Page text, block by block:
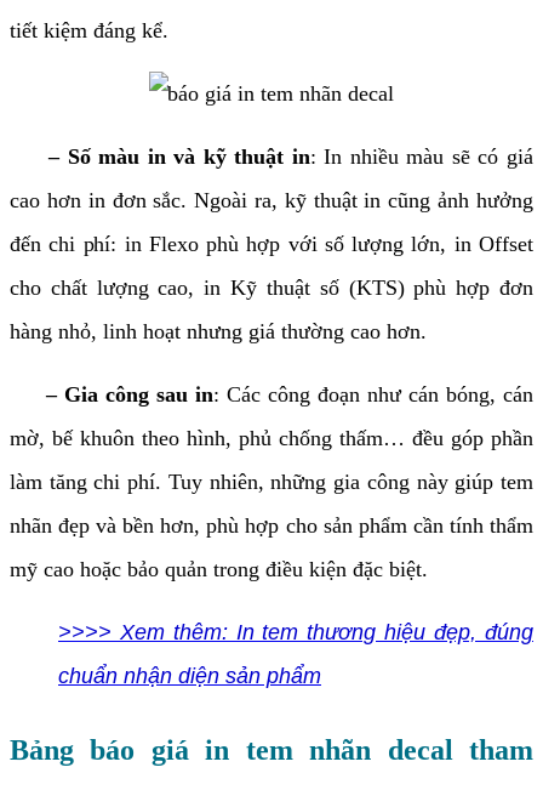
tiết kiệm đáng kể.
– Số màu in và kỹ thuật in: In nhiều màu sẽ có giá
cao hơn in đơn sắc. Ngoài ra, kỹ thuật in cũng ảnh hưởng
đến chi phí: in Flexo phù hợp với số lượng lớn, in Offset
cho chất lượng cao, in Kỹ thuật số (KTS) phù hợp đơn
hàng nhỏ, linh hoạt nhưng giá thường cao hơn.
– Gia công sau in: Các công đoạn như cán bóng, cán
mờ, bế khuôn theo hình, phủ chống thấm… đều góp phần
làm tăng chi phí. Tuy nhiên, những gia công này giúp tem
nhãn đẹp và bền hơn, phù hợp cho sản phẩm cần tính thẩm
mỹ cao hoặc bảo quản trong điều kiện đặc biệt.
>>>> Xem thêm: In tem thương hiệu đẹp, đúng
chuẩn nhận diện sản phẩm
Bảng báo giá in tem nhãn decal tham